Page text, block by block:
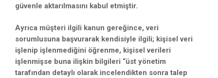
güvenle aktarılmasını kabul etmiştir.
Ayrıca müşteri ilgili kanun gereğince, veri
sorumlusuna başvurarak kendisiyle ilgili; kişisel veri
işlenip işlenmediğini öğrenme, kişisel verileri
işlenmişse buna ilişkin bilgileri “üst yönetim
tarafından detaylı olarak incelendikten sonra talep